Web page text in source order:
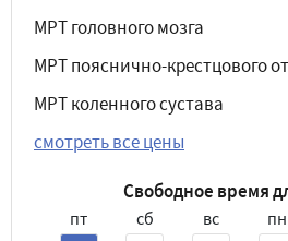
МРТ головного мозга
МРТ пояснично-крестцового
МРТ коленного сустава
смотреть все цены
Свободное время
пт
сб
вс
пн